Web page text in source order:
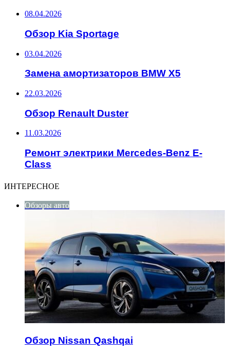
08.04.2026
Обзор Kia Sportage
03.04.2026
Замена амортизаторов BMW X5
22.03.2026
Обзор Renault Duster
11.03.2026
Ремонт электрики Mercedes-Benz E-
Class
ИНТЕРЕСНОЕ
Обзоры авто
Обзор Nissan Qashqai